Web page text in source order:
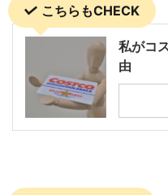
こちらもCHECK
私がコ
由